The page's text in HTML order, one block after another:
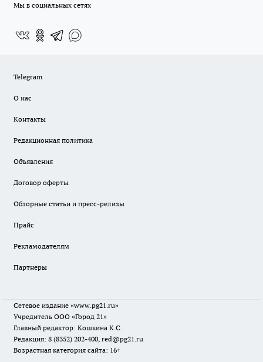
Мы в социальных сетях
Telegram
О нас
Контакты
Редакционная политика
Объявления
Договор оферты
Обзорные статьи и пресс-релизы
Прайс
Рекламодателям
Партнеры
Сетевое издание «www.pg21.ru»
Учредитель ООО «Город 21»
Главный редактор: Кошкина К.С.
Редакция: 8 (8352) 202-400, red@pg21.ru
Возрастная категория сайта: 16+